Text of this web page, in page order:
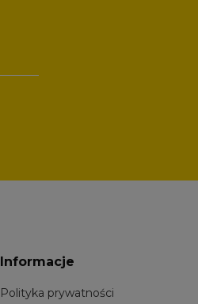
Informacje
Polityka prywatności